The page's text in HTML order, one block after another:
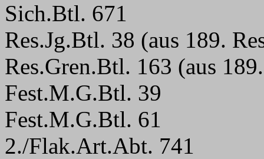
Sich.Btl. 671
Res.Jg.Btl. 38 (aus 189.
Res.Gren.Btl. 163 (aus
Fest.M.G.Btl. 39
Fest.M.G.Btl. 61
2./Flak.Art.Abt. 741